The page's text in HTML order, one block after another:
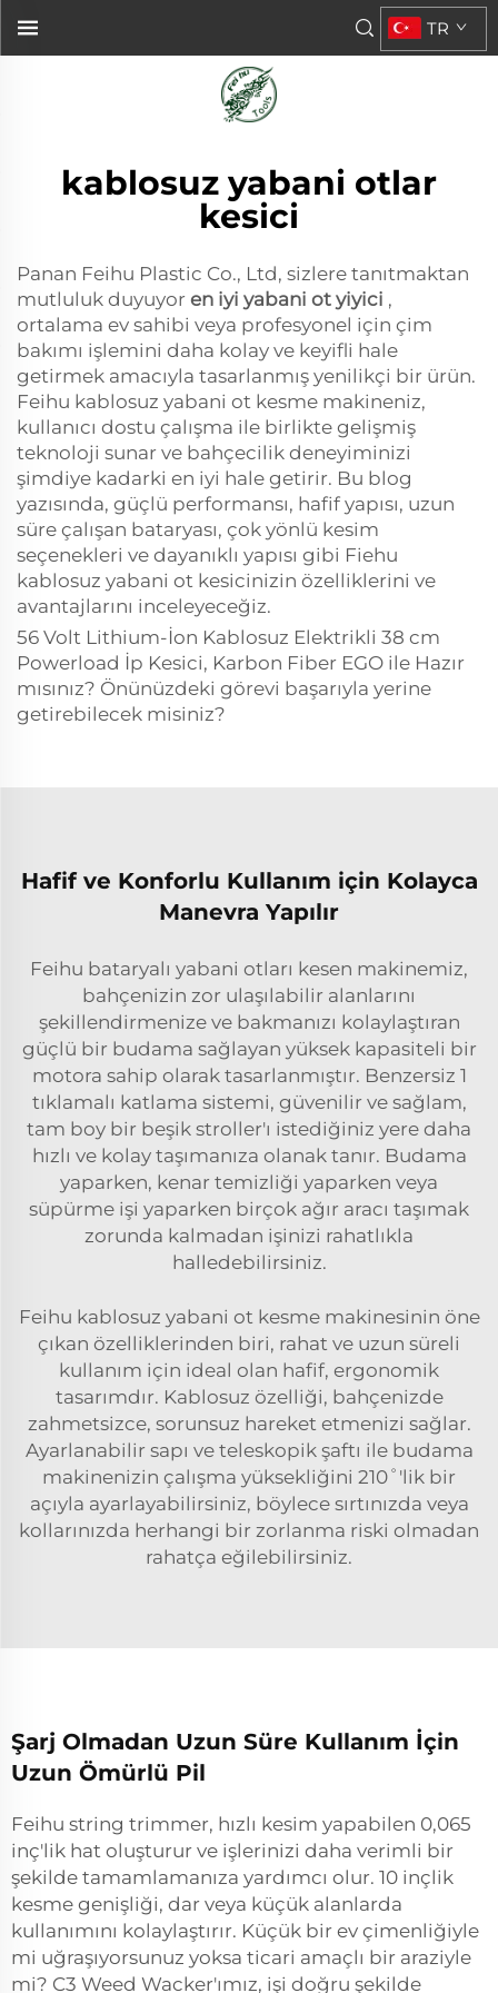
TR
kablosuz yabani otlar
kesici
Panan Feihu Plastic Co., Ltd, sizlere tanıtmaktan
mutluluk duyuyor en iyi yabani ot yiyici ,
ortalama ev sahibi veya profesyonel için çim
bakımı işlemini daha kolay ve keyifli hale
getirmek amacıyla tasarlanmış yenilikçi bir ürün.
Feihu kablosuz yabani ot kesme makineniz,
kullanıcı dostu çalışma ile birlikte gelişmiş
teknoloji sunar ve bahçecilik deneyiminizi
şimdiye kadarki en iyi hale getirir. Bu blog
yazısında, güçlü performansı, hafif yapısı, uzun
süre çalışan bataryası, çok yönlü kesim
seçenekleri ve dayanıklı yapısı gibi Fiehu
kablosuz yabani ot kesicinizin özelliklerini ve
avantajlarını inceleyeceğiz.
56 Volt Lithium-İon Kablosuz Elektrikli 38 cm
Powerload İp Kesici, Karbon Fiber EGO ile Hazır
mısınız? Önünüzdeki görevi başarıyla yerine
getirebilecek misiniz?
Hafif ve Konforlu Kullanım için Kolayca
Manevra Yapılır
Feihu bataryalı yabani otları kesen makinemiz,
bahçenizin zor ulaşılabilir alanlarını
şekillendirmenize ve bakmanızı kolaylaştıran
güçlü bir budama sağlayan yüksek kapasiteli bir
motora sahip olarak tasarlanmıştır. Benzersiz 1
tıklamalı katlama sistemi, güvenilir ve sağlam,
tam boy bir beşik stroller'ı istediğiniz yere daha
hızlı ve kolay taşımanıza olanak tanır. Budama
yaparken, kenar temizliği yaparken veya
süpürme işi yaparken birçok ağır aracı taşımak
zorunda kalmadan işinizi rahatlıkla
halledebilirsiniz.
Feihu kablosuz yabani ot kesme makinesinin öne
çıkan özelliklerinden biri, rahat ve uzun süreli
kullanım için ideal olan hafif, ergonomik
tasarımdır. Kablosuz özelliği, bahçenizde
zahmetsizce, sorunsuz hareket etmenizi sağlar.
Ayarlanabilir sapı ve teleskopik şaftı ile budama
makinenizin çalışma yüksekliğini 210˚'lik bir
açıyla ayarlayabilirsiniz, böylece sırtınızda veya
kollarınızda herhangi bir zorlanma riski olmadan
rahatça eğilebilirsiniz.
Şarj Olmadan Uzun Süre Kullanım İçin
Uzun Ömürlü Pil
Feihu string trimmer, hızlı kesim yapabilen 0,065
inç'lik hat oluşturur ve işlerinizi daha verimli bir
şekilde tamamlamanıza yardımcı olur. 10 inçlik
kesme genişliği, dar veya küçük alanlarda
kullanımını kolaylaştırır. Küçük bir ev çimenliğiyle
mi uğraşıyorsunuz yoksa ticari amaçlı bir araziyle
mi? C3 Weed Wacker'ımız, işi doğru şekilde